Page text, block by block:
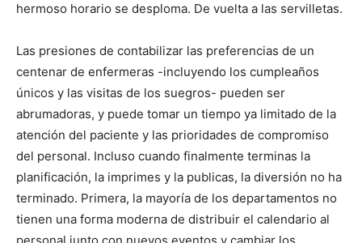
hermoso horario se desploma. De vuelta a las servilletas.
Las presiones de contabilizar las preferencias de un
centenar de enfermeras -incluyendo los cumpleaños
únicos y las visitas de los suegros- pueden ser
abrumadoras, y puede tomar un tiempo ya limitado de la
atención del paciente y las prioridades de compromiso
del personal. Incluso cuando finalmente terminas la
planificación, la imprimes y la publicas, la diversión no ha
terminado. Primera, la mayoría de los departamentos no
tienen una forma moderna de distribuir el calendario al